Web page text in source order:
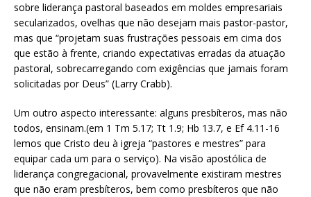
sobre liderança pastoral baseados em moldes empresariais
secularizados, ovelhas que não desejam mais pastor-pastor,
mas que “projetam suas frustrações pessoais em cima dos
que estão à frente, criando expectativas erradas da atuação
pastoral, sobrecarregando com exigências que jamais foram
solicitadas por Deus” (Larry Crabb).
Um outro aspecto interessante: alguns presbíteros, mas não
todos, ensinam.(em 1 Tm 5.17; Tt 1.9; Hb 13.7, e Ef 4.11-16
lemos que Cristo deu à igreja “pastores e mestres” para
equipar cada um para o serviço). Na visão apostólica de
liderança congregacional, provavelmente existiram mestres
que não eram presbíteros, bem como presbíteros que não